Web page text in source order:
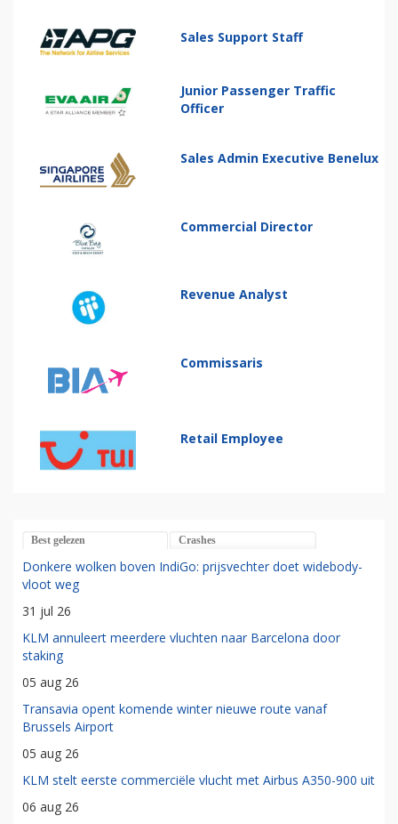
Sales Support Staff
Junior Passenger Traffic
Officer
Sales Admin Executive Benelux
Commercial Director
Revenue Analyst
Commissaris
Retail Employee
Best gelezen Crashes
Donkere wolken boven IndiGo: prijsvechter doet widebody-
vloot weg
31 jul 26
KLM annuleert meerdere vluchten naar Barcelona door
staking
05 aug 26
Transavia opent komende winter nieuwe route vanaf
Brussels Airport
05 aug 26
KLM stelt eerste commerciële vlucht met Airbus A350-900 uit
06 aug 26